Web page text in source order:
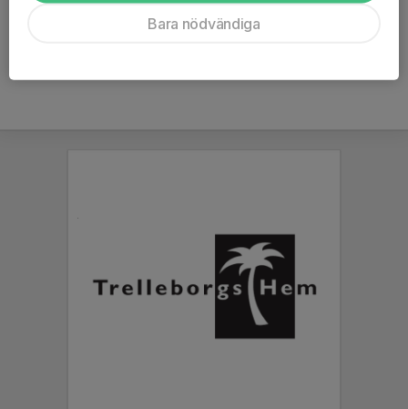
Ålder
15 år
Bara nödvändiga